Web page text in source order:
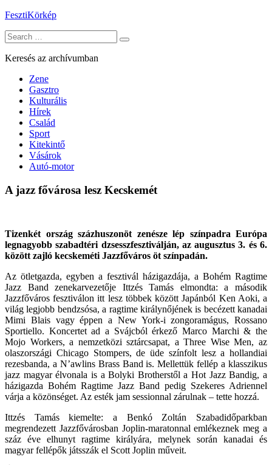
Skip
content
FesztiKörkép
Search
for:
Keresés az archívumban
Zene
Gasztro
Kulturális
Hírek
Család
Sport
Kitekintő
Vásárok
Autó-motor
A jazz fővárosa lesz Kecskemét
Tizenkét ország százhuszonöt zenésze lép színpadra Európa
legnagyobb szabadtéri dzsesszfesztiválján, az augusztus 3. és 6.
között zajló kecskeméti Jazzfőváros öt színpadán.
Az ötletgazda, egyben a fesztivál házigazdája, a Bohém Ragtime
Jazz Band zenekarvezetője Ittzés Tamás elmondta: a második
Jazzfőváros fesztiválon itt lesz többek között Japánból Ken Aoki, a
világ legjobb bendzsósa, a ragtime királynőjének is becézett kanadai
Mimi Blais vagy éppen a New York-i zongoramágus, Rossano
Sportiello. Koncertet ad a Svájcból érkező Marco Marchi & the
Mojo Workers, a nemzetközi sztárcsapat, a Three Wise Men, az
olaszországi Chicago Stompers, de üde színfolt lesz a hollandiai
rezesbanda, a N’awlins Brass Band is. Mellettük fellép a klasszikus
jazz magyar élvonala is a Bolyki Brotherstől a Hot Jazz Bandig, a
házigazda Bohém Ragtime Jazz Band pedig Szekeres Adriennel
várja a közönséget. Az esték jam sessionnal zárulnak – tette hozzá.
Ittzés Tamás kiemelte: a Benkó Zoltán Szabadidőparkban
megrendezett Jazzfővárosban Joplin-maratonnal emlékeznek meg a
száz éve elhunyt ragtime királyára, melynek során kanadai és
magyar fellépők játsszák el Scott Joplin műveit.